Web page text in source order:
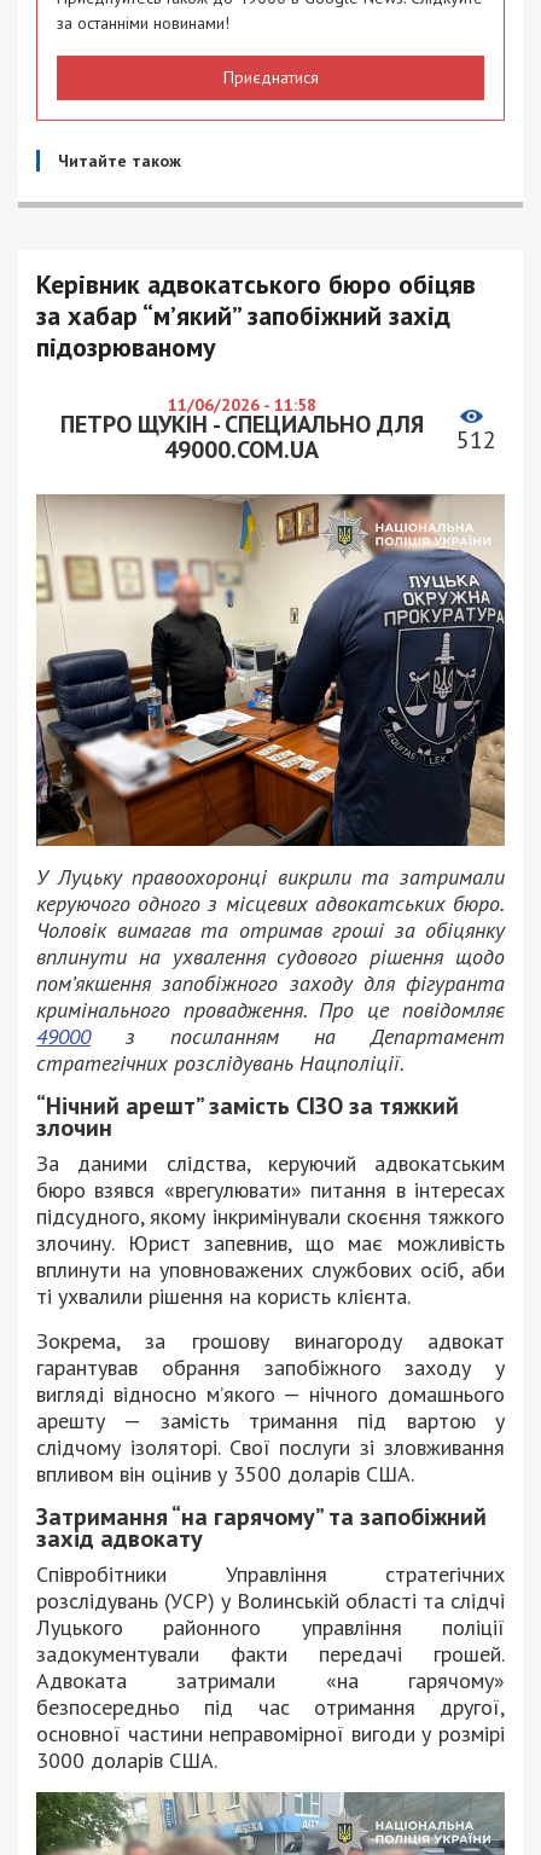
за останніми новинами!
Приєднатися
Читайте також
Керівник адвокатського бюро обіцяв
за хабар “м’який” запобіжний захід
підозрюваному
11/06/2026 - 11:58
ПЕТРО ЩУКІН - СПЕЦИАЛЬНО ДЛЯ
49000.COM.UA
512
У Луцьку правоохоронці викрили та затримали
керуючого одного з місцевих адвокатських бюро.
Чоловік вимагав та отримав гроші за обіцянку
вплинути на ухвалення судового рішення щодо
пом’якшення запобіжного заходу для фігуранта
кримінального провадження. Про це повідомляє
49000з посиланням на Департамент
стратегічних розслідувань Нацполіції.
“Нічний арешт” замість СІЗО за тяжкий
злочин
За даними слідства, керуючий адвокатським
бюро взявся «врегулювати» питання в інтересах
підсудного, якому інкримінували скоєння тяжкого
злочину. Юрист запевнив, що має можливість
вплинути на уповноважених службових осіб, аби
ті ухвалили рішення на користь клієнта.
Зокрема, за грошову винагороду адвокат
гарантував обрання запобіжного заходу у
вигляді відносно м’якого — нічного домашнього
арешту — замість тримання під вартою у
слідчому ізоляторі. Свої послуги зі зловживання
впливом він оцінив у 3500 доларів США.
Затримання “на гарячому” та запобіжний
захід адвокату
Співробітники Управління стратегічних
розслідувань (УСР) у Волинській області та слідчі
Луцького районного управління поліції
задокументували факти передачі грошей.
Адвоката затримали «на гарячому»
безпосередньо під час отримання другої,
основної частини неправомірної вигоди у розмірі
3000 доларів США.